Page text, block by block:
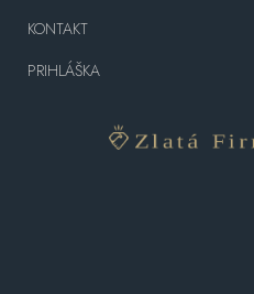
KONTAKT
PRIHLÁŠKA